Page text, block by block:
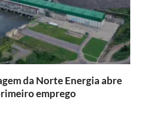
da Norte Energia abre
emprego